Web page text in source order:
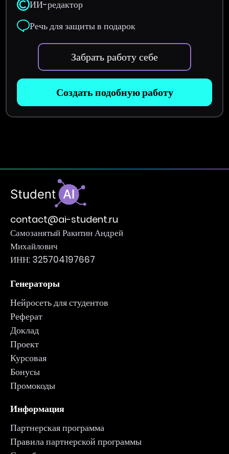
ИИ-редактор
Речь для защиты в подарок
Забрать работу себе
Создать подобную работу
contact@ai-student.ru
Самозанятый Ракитин Андрей
Михайлович
ИНН: 325704197667
Генераторы
Нейросеть для студентов
Реферат
Доклад
Проект
Курсовая
Бонусы
Промокоды
Информация
Партнерская программа
Правила партнерской программы